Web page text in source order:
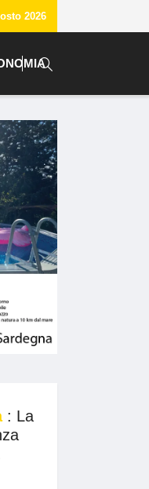
2026
: La